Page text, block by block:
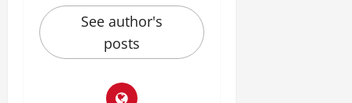
See author's
posts